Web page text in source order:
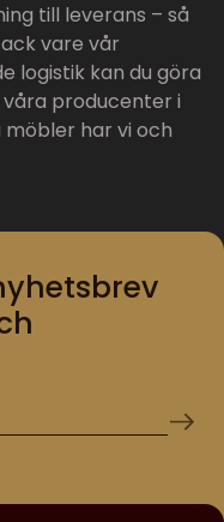
till leverans – så
vare vår
logistik kan du göra
producenter i
möbler har vi och